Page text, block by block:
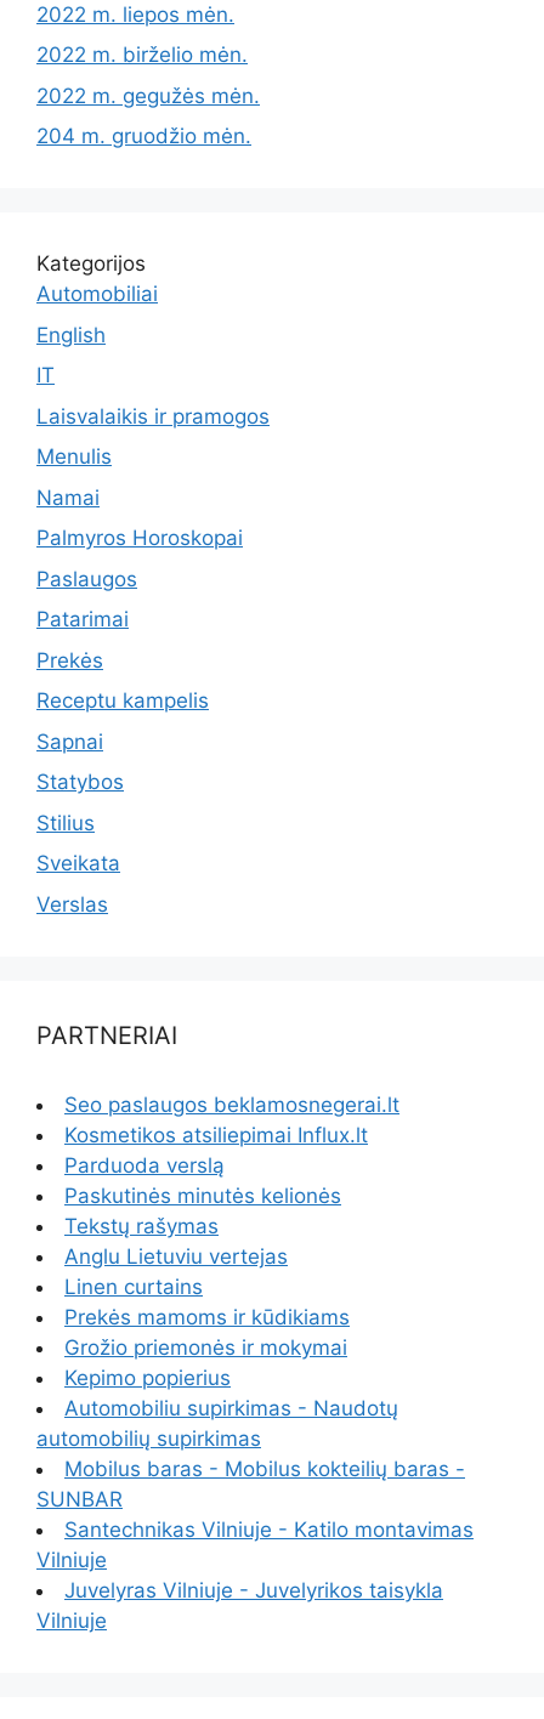
2022 m. liepos mėn.
2022 m. birželio mėn.
2022 m. gegužės mėn.
204 m. gruodžio mėn.
Kategorijos
Automobiliai
English
IT
Laisvalaikis ir pramogos
Menulis
Namai
Palmyros Horoskopai
Paslaugos
Patarimai
Prekės
Receptu kampelis
Sapnai
Statybos
Stilius
Sveikata
Verslas
PARTNERIAI
Seo paslaugos beklamosnegerai.lt
Kosmetikos atsiliepimai Influx.lt
Parduoda verslą
Paskutinės minutės kelionės
Tekstų rašymas
Anglu Lietuviu vertejas
Linen curtains
Prekės mamoms ir kūdikiams
Grožio priemonės ir mokymai
Kepimo popierius
Automobiliu supirkimas - Naudotų
automobilių supirkimas
Mobilus baras - Mobilus kokteilių baras -
SUNBAR
Santechnikas Vilniuje - Katilo montavimas
Vilniuje
Juvelyras Vilniuje - Juvelyrikos taisykla
Vilniuje